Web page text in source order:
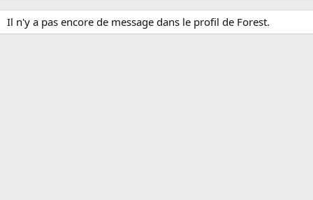
Il n'y a pas encore de message dans le profil de Forest.